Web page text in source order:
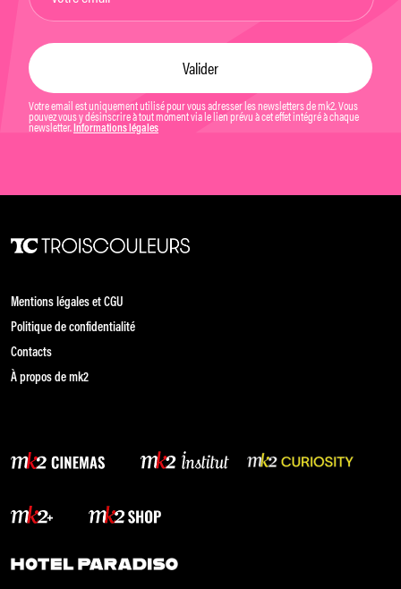
Votre email est uniquement utilisé pour vous adresser les newsletters de mk2. Vous
pouvez vous y désinscrire à tout moment via le lien prévu à cet effet intégré à chaque
newsletter. Informations légales
Mentions légales et CGU
Politique de confidentialité
Contacts
À propos de mk2